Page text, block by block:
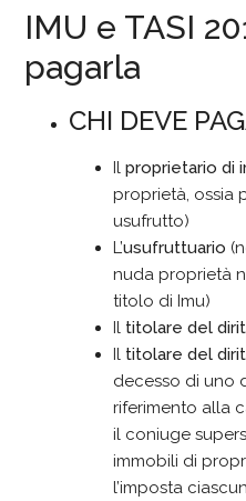
IMU e TASI
pagarla
CHI DEVE
Ilproprietario di
proprietà, ossia
usufrutto)
L’usufruttuario
nuda proprietà
titolo di Imu)
Il titolare del
Il titolare del
decesso di uno
riferimento alla
il coniuge
immobili di
l’imposta